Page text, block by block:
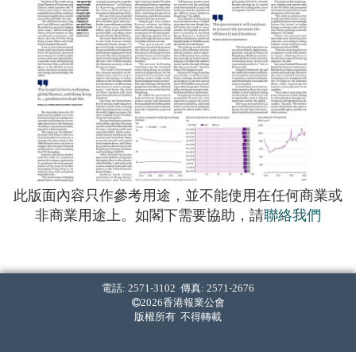
此版面內容只作參考用途，並不能使用在任何商業或
非商業用途上。如閣下需要協助，請聯絡我們
電話: 2571-3102 傳真: 2571-2676
2026香港報業公會
版權所有 不得轉載